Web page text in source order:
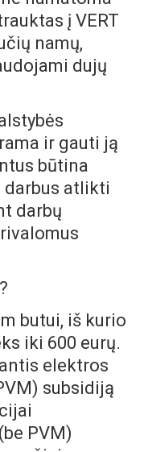
į VERT
namų,
dujų
ir gauti ją
būtina
darbus atlikti
darbų
butui, iš kurio
iki 600 eurų.
elektros
subsidiją
PVM)